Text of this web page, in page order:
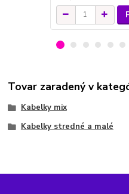
Tovar zaradený v
Kabelky mix
Kabelky stredné a malé